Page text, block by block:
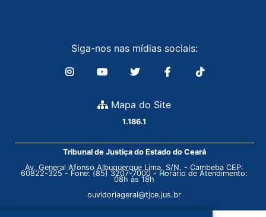
Siga-nos nas mídias sociais:
Mapa do Site
1.186.1
Tribunal de Justiça do Estado do Ceará
Av. General Afonso Albuquerque Lima, S/N. - Cambeba CEP:
60822-325 - Fone: (85) 3207-7000 - Horário de Atendimento:
08h às 18h
ouvidoriageral@tjce.jus.br